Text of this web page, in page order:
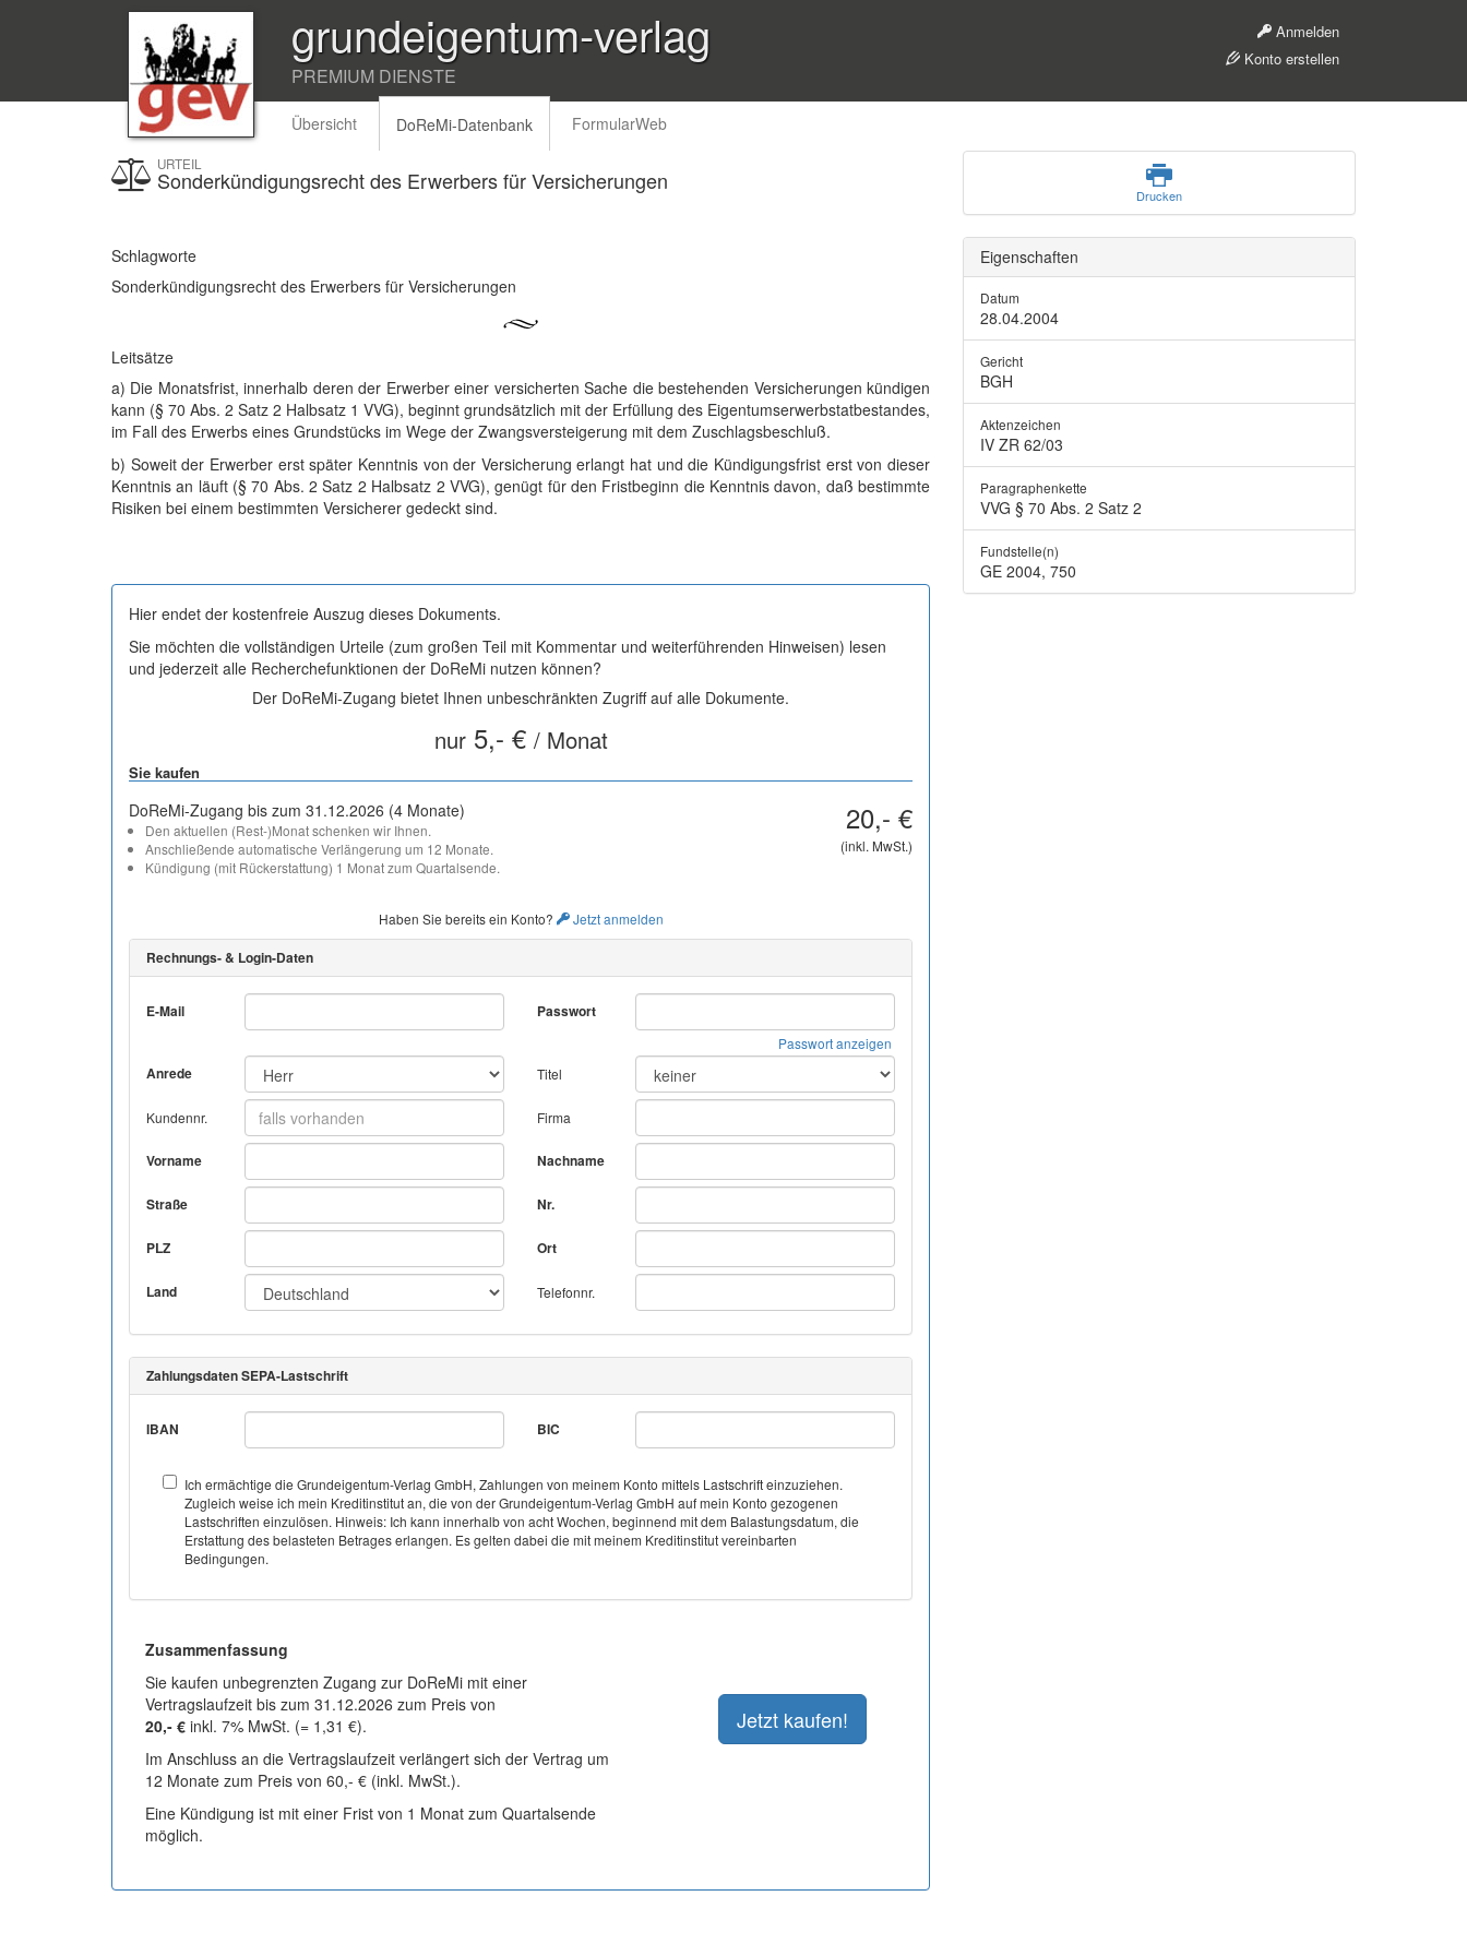
Anmelden
Konto erstellen
grundeigentum-verlag
PREMIUM DIENSTE
Übersicht DoReMi-Datenbank FormularWeb
URTEIL
Sonderkündigungsrecht des Erwerbers für Versicherungen
Schlagworte
Sonderkündigungsrecht des Erwerbers für Versicherungen
Leitsätze
a) Die Monatsfrist, innerhalb deren der Erwerber einer versicherten Sache die bestehenden Versicherungen kündigen
kann (§ 70 Abs. 2 Satz 2 Halbsatz 1 VVG), beginnt grundsätzlich mit der Erfüllung des Eigentumserwerbstatbestandes,
im Fall des Erwerbs eines Grundstücks im Wege der Zwangsversteigerung mit dem Zuschlagsbeschluß.
b) Soweit der Erwerber erst später Kenntnis von der Versicherung erlangt hat und die Kündigungsfrist erst von dieser
Kenntnis an läuft (§ 70 Abs. 2 Satz 2 Halbsatz 2 VVG), genügt für den Fristbeginn die Kenntnis davon, daß bestimmte
Risiken bei einem bestimmten Versicherer gedeckt sind.
Hier endet der kostenfreie Auszug dieses Dokuments.
Sie möchten die vollständigen Urteile (zum großen Teil mit Kommentar und weiterführenden Hinweisen) lesen
und jederzeit alle Recherchefunktionen der DoReMi nutzen können?
Der DoReMi-Zugang bietet Ihnen unbeschränkten Zugriff auf alle Dokumente.
nur5,- € / Monat
Sie kaufen
DoReMi-Zugang bis zum 31.12.2026 (4 Monate)
Den aktuellen (Rest-)Monat schenken wir Ihnen.
Anschließende automatische Verlängerung um 12 Monate.
Kündigung (mit Rückerstattung) 1 Monat zum Quartalsende.
20,- €
(inkl. MwSt.)
Haben Sie bereits ein Konto? Jetzt anmelden
Rechnungs- & Login-Daten
E-Mail Passwort
Passwort anzeigen
Anrede Titel
Kundennr. Firma
Vorname Nachname
Straße Nr.
PLZ Ort
Land Telefonnr.
Zahlungsdaten SEPA-Lastschrift
IBAN BIC
Ich ermächtige die Grundeigentum-Verlag GmbH, Zahlungen von meinem Konto mittels Lastschrift einzuziehen.
Zugleich weise ich mein Kreditinstitut an, die von der Grundeigentum-Verlag GmbH auf mein Konto gezogenen
Lastschriften einzulösen. Hinweis: Ich kann innerhalb von acht Wochen, beginnend mit dem Balastungsdatum, die
Erstattung des belasteten Betrages erlangen. Es gelten dabei die mit meinem Kreditinstitut vereinbarten
Bedingungen.
Zusammenfassung
Sie kaufen unbegrenzten Zugang zur DoReMi mit einer
Vertragslaufzeit bis zum 31.12.2026 zum Preis von
20,- € inkl. 7% MwSt. (= 1,31 €).
Im Anschluss an die Vertragslaufzeit verlängert sich der Vertrag um
12 Monate zum Preis von 60,- € (inkl. MwSt.).
Eine Kündigung ist mit einer Frist von 1 Monat zum Quartalsende
möglich.
Drucken
Eigenschaften
Datum
28.04.2004
Gericht
BGH
Aktenzeichen
IV ZR 62/03
Paragraphenkette
VVG § 70 Abs. 2 Satz 2
Fundstelle(n)
GE 2004, 750